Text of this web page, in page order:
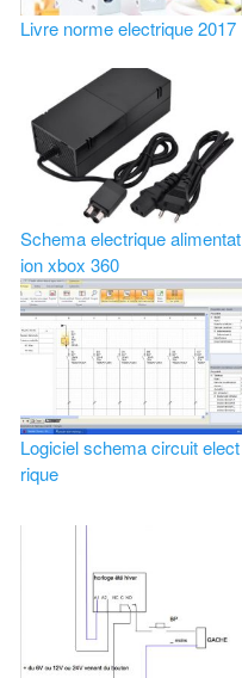
Livre norme electrique 2017
Schema electrique alimentat
ion xbox 360
Logiciel schema circuit elect
rique